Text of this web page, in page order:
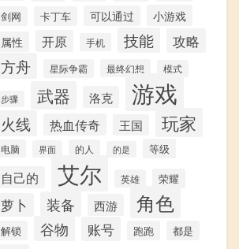
剑网 卡丁车 可以通过 小游戏
属性 开原 手机 技能 攻略
方舟 星际争霸 最终幻想 模式
步骤 武器 洛克 游戏
火线 热血传奇 王国 玩家
电脑 界面 的人 的是 等级
自己的 艾尔 英雄 荣耀
萝卜 装备 西游 角色
解锁 谷物 账号 跑跑 都是